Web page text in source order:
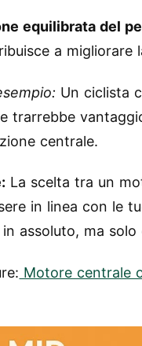
equilibrata del
a migliorare
Un ciclista
trarrebbe
centrale.
La scelta tra un
in linea con le
assoluto, ma
Motore centrale